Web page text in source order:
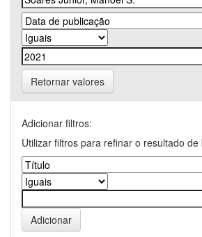
Retornar valores
Adicionar filtros:
Utilizar filtros para refinar o resultado de